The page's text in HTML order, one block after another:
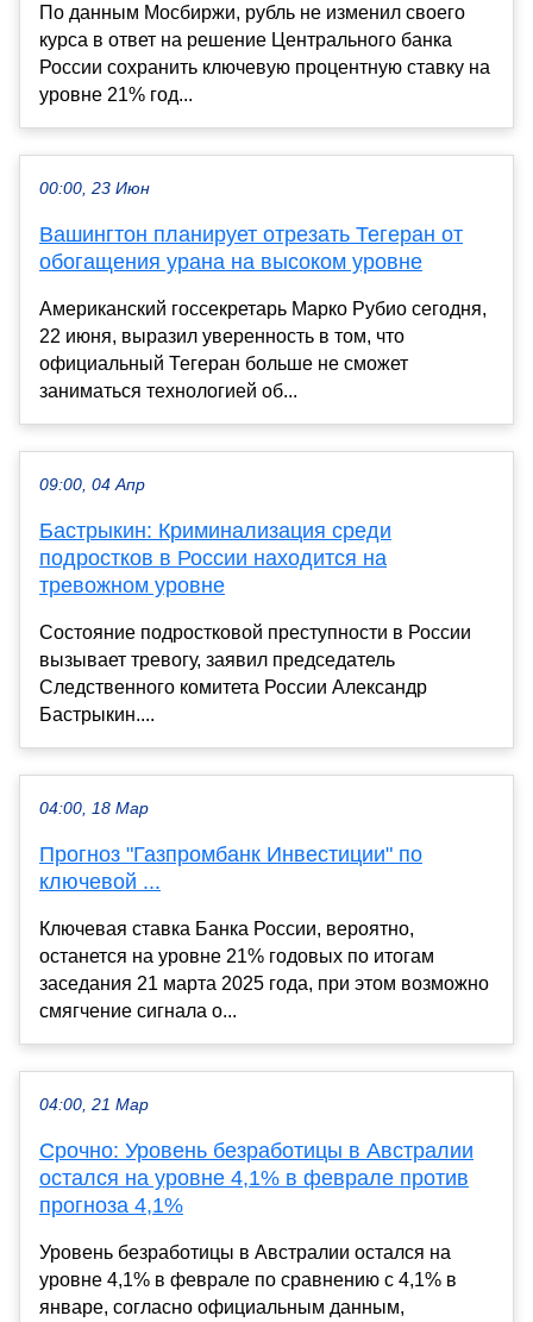
По данным Мосбиржи, рубль не изменил своего
курса в ответ на решение Центрального банка
России сохранить ключевую процентную ставку на
уровне 21% год...
00:00, 23 Июн
Вашингтон планирует отрезать Тегеран от
обогащения урана на высоком уровне
Американский госсекретарь Марко Рубио сегодня,
22 июня, выразил уверенность в том, что
официальный Тегеран больше не сможет
заниматься технологией об...
09:00, 04 Апр
Бастрыкин: Криминализация среди
подростков в России находится на
тревожном уровне
Состояние подростковой преступности в России
вызывает тревогу, заявил председатель
Следственного комитета России Александр
Бастрыкин....
04:00, 18 Мар
Прогноз "Газпромбанк Инвестиции" по
ключевой ...
Ключевая ставка Банка России, вероятно,
останется на уровне 21% годовых по итогам
заседания 21 марта 2025 года, при этом возможно
смягчение сигнала о...
04:00, 21 Мар
Срочно: Уровень безработицы в Австралии
остался на уровне 4,1% в феврале против
прогноза 4,1%
Уровень безработицы в Австралии остался на
уровне 4,1% в феврале по сравнению с 4,1% в
январе, согласно официальным данным,